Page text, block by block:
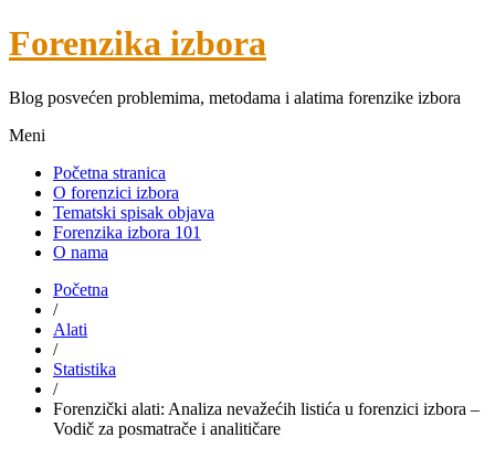
Forenzika izbora
Blog posvećen problemima, metodama i alatima forenzike izbora
Meni
Početna stranica
O forenzici izbora
Tematski spisak objava
Forenzika izbora 101
O nama
Početna
/
Alati
/
Statistika
/
Forenzički alati: Analiza nevažećih listića u forenzici izbora –
Vodič za posmatrače i analitičare